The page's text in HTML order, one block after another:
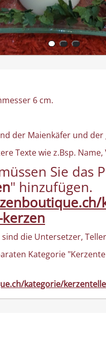
6 cm.
der Maienkäfer und der
Texte wie z.Bsp.
Sie das
" hinzufügen.
die Untersetzer,
Kategorie
kategorie/